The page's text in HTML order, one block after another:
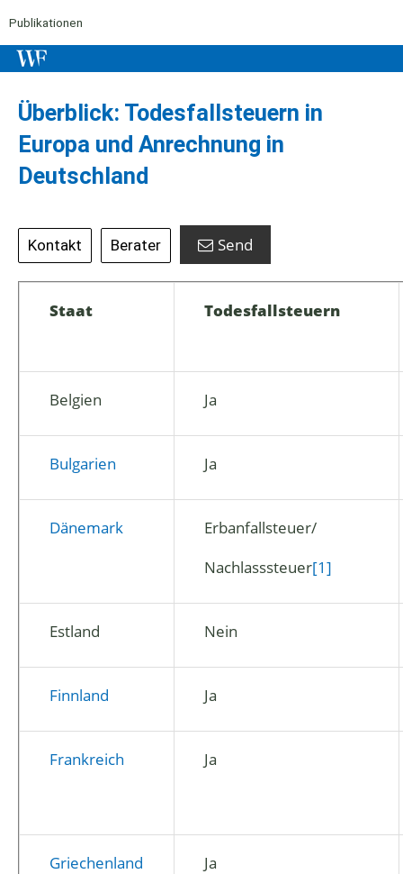
Publikationen
Überblick: Todesfallsteuern in
Europa und Anrechnung in
Deutschland
Kontakt Berater Send
Staat Todesfallsteuern
Belgien Ja
Bulgarien Ja
Dänemark
Erbanfallsteuer/
Nachlasssteuer[1]
Estland Nein
Finnland Ja
Frankreich Ja
Griechenland Ja